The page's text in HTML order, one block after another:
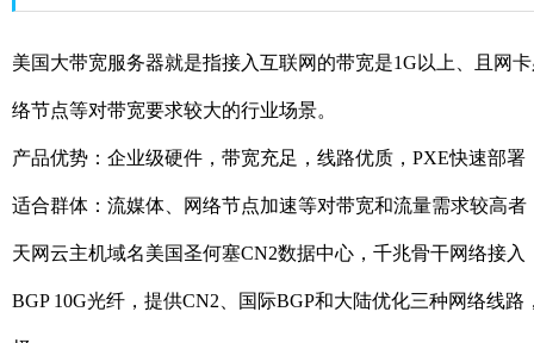
美国大带宽服务器就是指接入互联网的带宽是1G以上、且网
络节点等对带宽要求较大的行业场景。
产品优势：企业级硬件，带宽充足，线路优质，PXE快速部署
适合群体：流媒体、网络节点加速等对带宽和流量需求较高者
天网云主机域名美国圣何塞CN2数据中心，千兆骨干网络接
BGP 10G光纤，提供CN2、国际BGP和大陆优化三种网络线